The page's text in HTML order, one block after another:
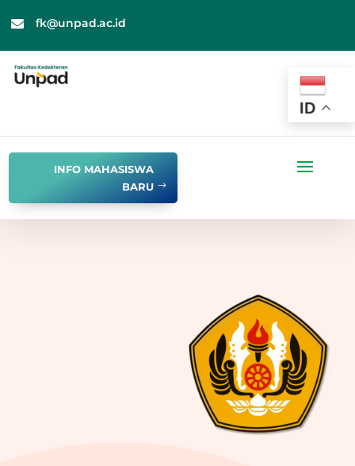
 fk@unpad.ac.id
ID
INFO MAHASISWA
BARU